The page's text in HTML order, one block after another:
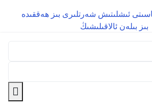
بىز ھەققىدە ئىشلىتىش شەرتلىرى
بىز بىلەن ئالاقىلىشىڭ